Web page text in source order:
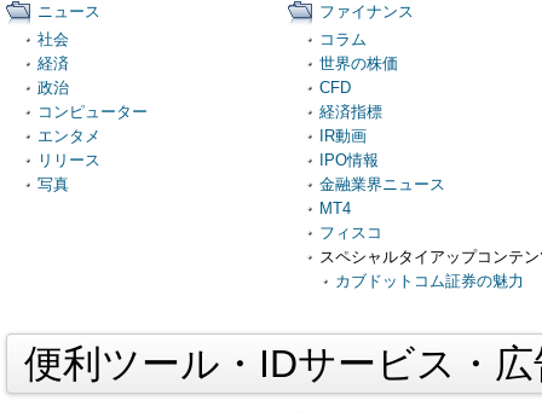
ニュース
社会
経済
政治
コンピューター
エンタメ
リリース
写真
ファイナンス
コラム
世界の株価
CFD
経済指標
IR動画
IPO情報
金融業界ニュース
MT4
フィスコ
スペシャルタイアップコンテ
カブドットコム証券の魅力
便利ツール・IDサービス・